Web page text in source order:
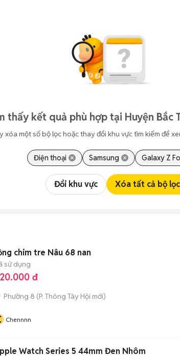
thấy kết quả phù hợp tại Huyện Bắc
xóa một số bộ lọc hoặc thay đổi khu vực tìm kiếm để
Điện thoại Samsung Galaxy Z
Đổi khu vực Xóa tất cả bộ lọc
chim tre Nâu 68 nan
sử dụng
đ
Phường 8 (P. Thông Tây Hội mới)
Chennnn
Watch Series 5 44mm Đen Nhôm